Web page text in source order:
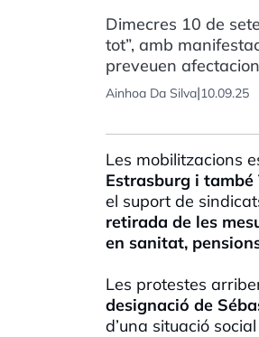
Dimecres 10 de
tot”, amb
preveuen
Ainhoa Da Silva|10.09.25
Les mobilitzacions
Estrasburg i també
el suport de
retirada de les
en sanitat,
Les protestes
designació de
d’una situació